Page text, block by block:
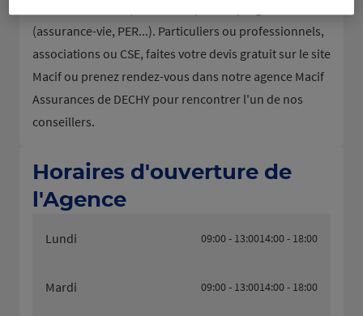
(assurance-vie, PER...). Particuliers ou professionnels,
associations ou CSE, faites votre devis gratuit sur le site
Macif ou prenez rendez-vous dans notre agence Macif
Assurances de DECHY pour rencontrer l'un de nos
conseillers.
Horaires d'ouverture de
l'Agence
Lundi 09:00 - 13:0014:00 - 18:00
Mardi 09:00 - 13:0014:00 - 18:00